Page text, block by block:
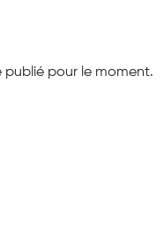
publié pour le moment.